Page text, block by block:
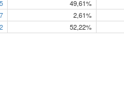
49,61%
2,61%
52,22%